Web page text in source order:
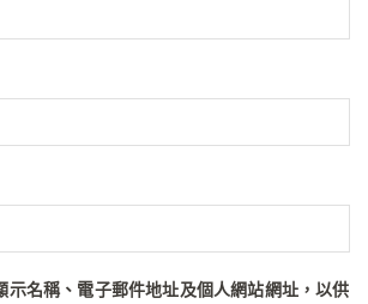
示名稱、電子郵件地址及個人網站網址，以供